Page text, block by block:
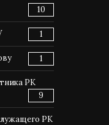
10
1
1
РК
9
РК